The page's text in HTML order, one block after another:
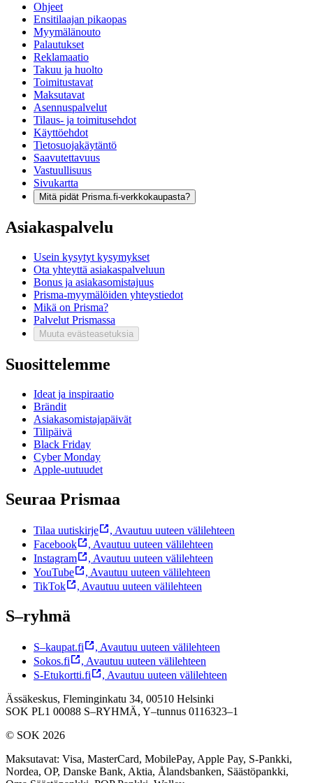
Ohjeet
Ensitilaajan pikaopas
Myymälänouto
Palautukset
Reklamaatio
Takuu ja huolto
Toimitustavat
Maksutavat
Asennuspalvelut
Tilaus- ja toimitusehdot
Käyttöehdot
Tietosuojakäytäntö
Saavutettavuus
Vastuullisuus
Sivukartta
Mitä pidät Prisma.fi-verkkokaupasta?
Asiakaspalvelu
Usein kysytyt kysymykset
Ota yhteyttä asiakaspalveluun
Bonus ja asiakasomistajuus
Prisma-myymälöiden yhteystiedot
Mikä on Prisma?
Palvelut Prismassa
Muuta evästeasetuksia
Suosittelemme
Ideat ja inspiraatio
Brändit
Asiakasomistajapäivät
Tilipäivä
Black Friday
Cyber Monday
Apple-uutuudet
Seuraa Prismaa
Tilaa uutiskirje , Avautuu uuteen välilehteen
Facebook
, Avautuu uuteen välilehteen
Instagram
, Avautuu uuteen välilehteen
YouTube
, Avautuu uuteen välilehteen
TikTok
, Avautuu uuteen välilehteen
S–ryhmä
S–kaupat.fi , Avautuu uuteen välilehteen
Sokos.fi
, Avautuu uuteen välilehteen
S-Etukortti.fi
, Avautuu uuteen välilehteen
Ässäkeskus, Fleminginkatu 34, 00510 Helsinki
SOK PL1 00088 S–RYHMÄ, Y–tunnus 0116323–1
© SOK 2026
Maksutavat: Visa, MasterCard, MobilePay, Apple Pay, S-Pankki,
Nordea, OP, Danske Bank, Aktia, Ålandsbanken, Säästöpankki,